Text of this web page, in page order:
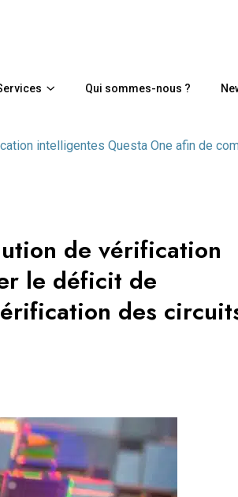
Qui sommes-nous ?
intelligentes Questa One afin de
de vérification
le déficit de
des